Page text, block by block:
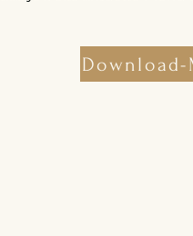
Download-